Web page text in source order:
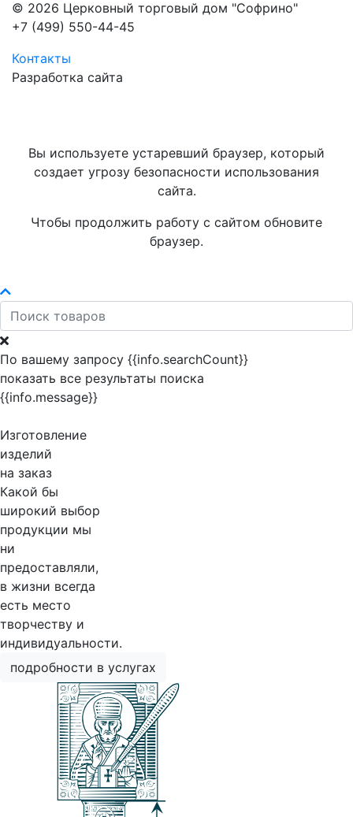
© 2026 Церковный торговый дом "Софрино"
+7 (499) 550-44-45
Контакты
Разработка сайта
Вы используете устаревший браузер, который
создает угрозу безопасности использования
сайта.
Чтобы продолжить работу с сайтом обновите
браузер.
По вашему запросу {{info.searchCount}}
показать все результаты поиска
{{info.message}}
Изготовление
изделий
на заказ
Какой бы
широкий выбор
продукции мы
ни
предоставляли,
в жизни всегда
есть место
творчеству и
индивидуальности.
подробности в услугах